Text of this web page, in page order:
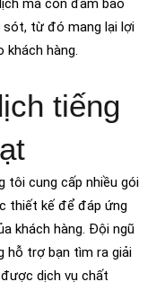
mà còn đảm bảo
từ đó mang lại lợi
khách hàng.
tiếng
tôi cung cấp nhiều gói
thiết kế để đáp ứng
khách hàng. Đội ngũ
hỗ trợ bạn tìm ra giải
dịch vụ chất